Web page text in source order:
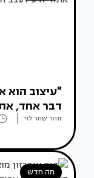
"עיצוב הוא
דבר אחד,
זוהר שחר לוי
מה חדש